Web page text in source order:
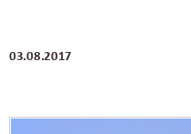
03.08.2017